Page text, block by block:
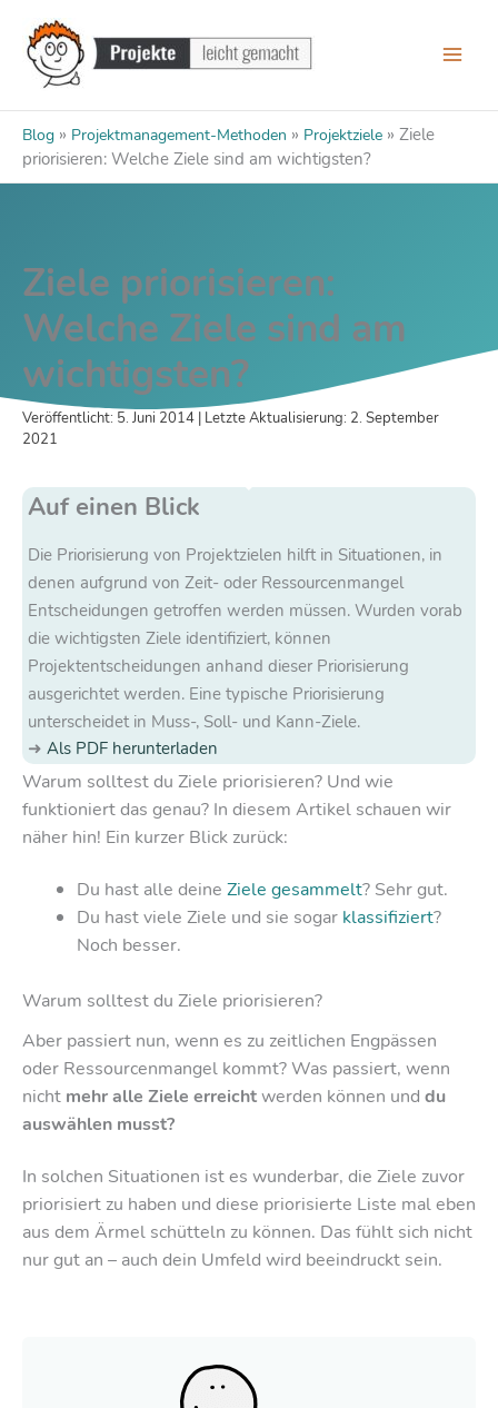
Inhalt
springen
Blog » Projektmanagement-Methoden » Projektziele » Ziele
priorisieren: Welche Ziele sind am wichtigsten?
Ziele priorisieren:
Welche Ziele sind am
wichtigsten?
Veröffentlicht: 5. Juni 2014 | Letzte Aktualisierung: 2. September
2021
Auf einen Blick
Die Priorisierung von Projektzielen hilft in Situationen, in
denen aufgrund von Zeit- oder Ressourcenmangel
Entscheidungen getroffen werden müssen. Wurden vorab
die wichtigsten Ziele identifiziert, können
Projektentscheidungen anhand dieser Priorisierung
ausgerichtet werden. Eine typische Priorisierung
unterscheidet in Muss-, Soll- und Kann-Ziele.
Als PDF herunterladen
Warum solltest du Ziele priorisieren? Und wie
funktioniert das genau? In diesem Artikel schauen wir
näher hin! Ein kurzer Blick zurück:
Du hast alle deineZiele gesammelt? Sehr gut.
Du hast viele Ziele und sie sogar klassifiziert?
Noch besser.
Warum solltest du Ziele priorisieren?
Aber passiert nun, wenn es zu zeitlichen Engpässen
oder Ressourcenmangel kommt? Was passiert, wenn
nicht mehr alle Ziele erreichtwerden können und du
auswählen musst?
In solchen Situationen ist es wunderbar, die Ziele zuvor
priorisiert zu haben und diese priorisierte Liste mal eben
aus dem Ärmel schütteln zu können. Das fühlt sich nicht
nur gut an – auch dein Umfeld wird beeindruckt sein.